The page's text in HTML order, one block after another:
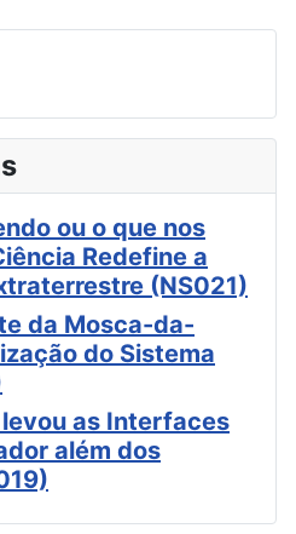
ou o que nos
Redefine a
(NS021)
da Mosca-da-
do Sistema
as Interfaces
além dos